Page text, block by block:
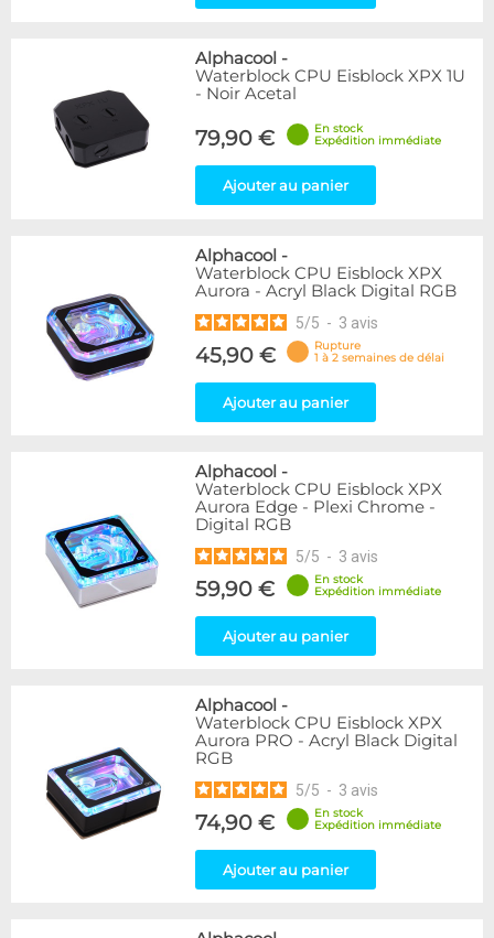
Alphacool -
Waterblock CPU Eisblock XPX 1U
- Noir Acetal
79,90 €
En stock
Expédition immédiate
Ajouter au panier
Alphacool -
Waterblock CPU Eisblock XPX
Aurora - Acryl Black Digital RGB
5/5 - 3 avis
45,90 €
Rupture
1 à 2 semaines de délai
Ajouter au panier
Alphacool -
Waterblock CPU Eisblock XPX
Aurora Edge - Plexi Chrome -
Digital RGB
5/5 - 3 avis
59,90 €
En stock
Expédition immédiate
Ajouter au panier
Alphacool -
Waterblock CPU Eisblock XPX
Aurora PRO - Acryl Black Digital
RGB
5/5 - 3 avis
74,90 €
En stock
Expédition immédiate
Ajouter au panier